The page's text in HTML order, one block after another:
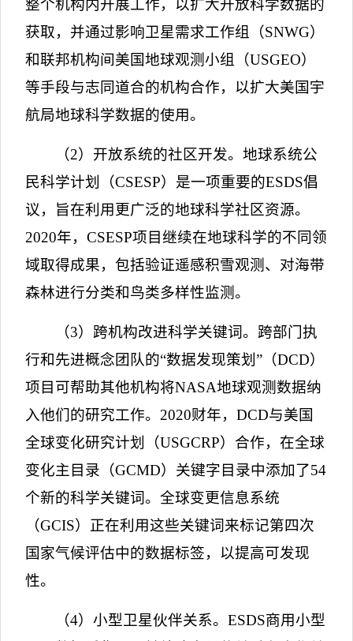
整个机构内开展工作，以扩大开放科学数据的
获取，并通过影响卫星需求工作组（SNWG）
和联邦机构间美国地球观测小组（USGEO）
等手段与志同道合的机构合作，以扩大美国宇
航局地球科学数据的使用。
（2）开放系统的社区开发。地球系统公
民科学计划（CSESP）是一项重要的ESDS倡
议，旨在利用更广泛的地球科学社区资源。
2020年，CSESP项目继续在地球科学的不同领
域取得成果，包括验证遥感积雪观测、对海带
森林进行分类和鸟类多样性监测。
（3）跨机构改进科学关键词。跨部门执
行和先进概念团队的“数据发现策划” （DCD）
项目可帮助其他机构将NASA地球观测数据纳
入他们的研究工作。 2020财年，DCD与美国
全球变化研究计划（USGCRP）合作，在全球
变化主目录（GCMD）关键字目录中添加了54
个新的科学关键词。全球变更信息系统
（GCIS）正在利用这些关键词来标记第四次
国家气候评估中的数据标签，以提高可发现
性。
（4）小型卫星伙伴关系。 ESDS商用小型